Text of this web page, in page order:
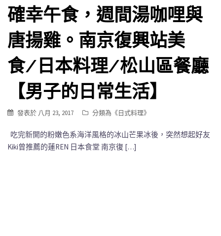
確幸午食，週間湯咖哩與
唐揚雞。南京復興站美
食/日本料理/松山區餐廳
【男子的日常生活】
發表於 八月 23, 2017 分類為《日式料理》
吃完新開的粉嫩色系海洋風格的冰山芒果冰後，突然想起好友
Kiki曾推薦的蓮REN 日本食堂 南京復 […]